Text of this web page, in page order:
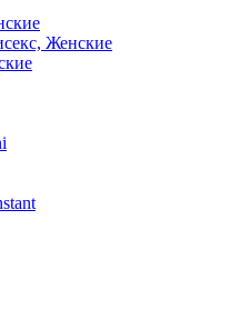
Женские